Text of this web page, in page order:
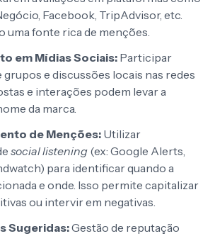
Facebook, TripAdvisor, etc.
uma fonte rica de menções.
em Mídias Sociais: Participar
grupos e discussões locais nas redes
e interações podem levar a
da marca.
de Menções: Utilizar
social listening (ex: Google Alerts,
para identificar quando a
e onde. Isso permite capitalizar
ou intervir em negativas.
Sugeridas:Gestão de reputação